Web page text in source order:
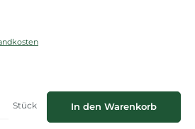
Wert ein oder benutze die
Stück In den Warenkorb